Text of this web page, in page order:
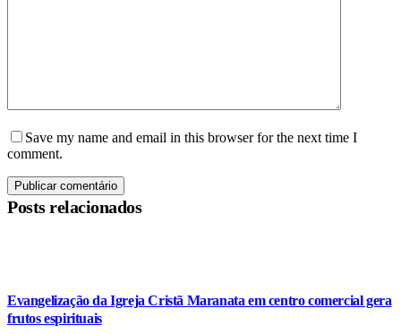
Save my name and email in this browser for the next time I
comment.
Publicar comentário
Posts relacionados
Evangelização da Igreja Cristã Maranata em centro comercial gera
frutos espirituais